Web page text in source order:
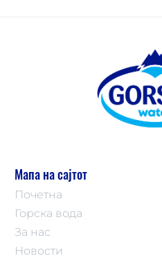
Мапа на сајтот
Почетна
Горска вода
За нас
Новости